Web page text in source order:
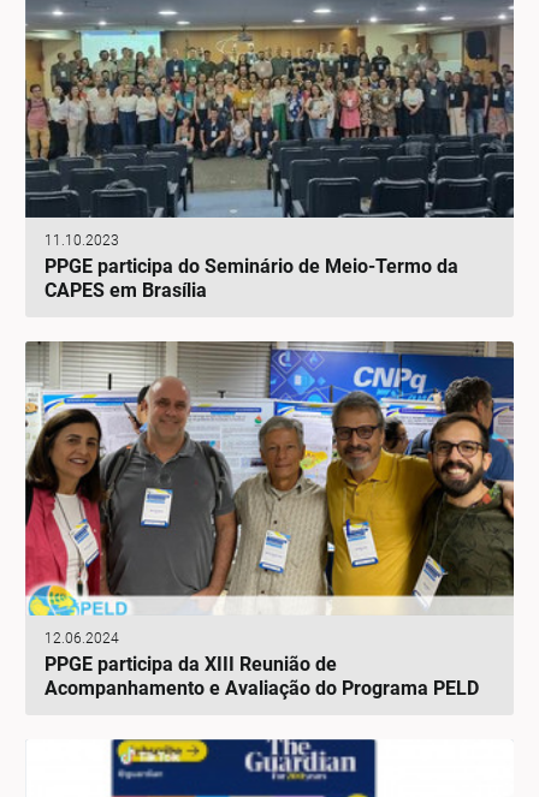
11.10.2023
PPGE participa do Seminário de Meio-Termo da
CAPES em Brasília
12.06.2024
PPGE participa da XIII Reunião de
Acompanhamento e Avaliação do Programa PELD